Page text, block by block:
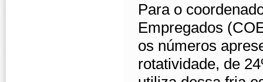
Para o
Empregados
os números
rotatividade, de